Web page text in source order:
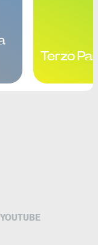
Terzo
YOUTUBE